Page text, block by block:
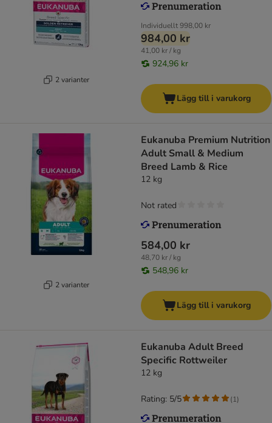
2 varianter
Individuellt998,00 kr
984,00 kr
41,00 kr / kg
924,96 kr
Lägg till i varukorg
2 varianter
Eukanuba Premium Nutrition
Adult Small & Medium
Breed Lamb & Rice
12 kg
584,00 kr
48,70 kr / kg
548,96 kr
Not rated
Lägg till i varukorg
Eukanuba Adult Breed
Specific Rottweiler
12 kg
Rating: 5/5 (1)